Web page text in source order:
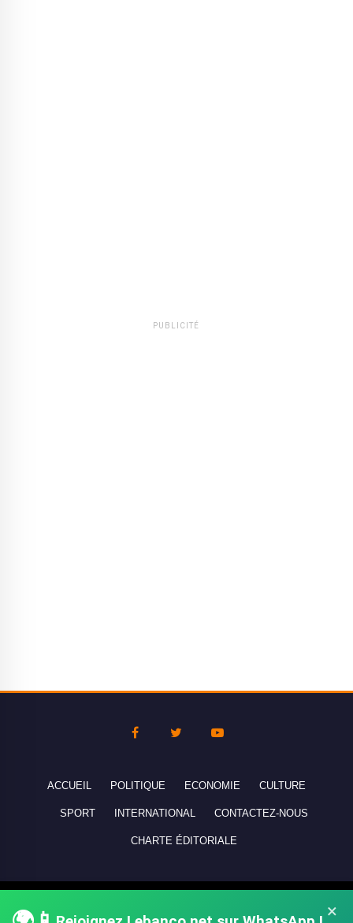
PUBLICITÉ
×
ACCUEIL POLITIQUE ECONOMIE CULTURE
SPORT INTERNATIONAL CONTACTEZ-NOUS
CHARTE ÉDITORIALE
réservés - All rights reserved.